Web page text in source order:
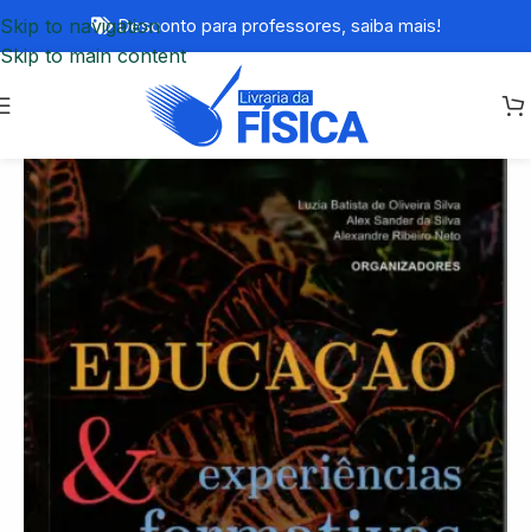
Skip to navigation
Skip to main content
Desconto para professores, saiba mais!